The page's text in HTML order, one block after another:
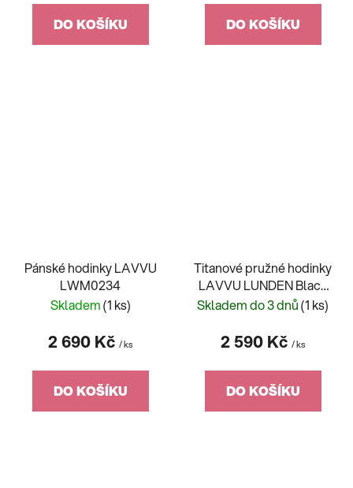
DO KOŠÍKU DO KOŠÍKU
Pánské hodinky LAVVU
LWM0234
Skladem(1 ks)
2 690 Kč / ks
DO KOŠÍKU
Titanové pružné hodinky
LAVVU LUNDEN Black
LWM0222
Skladem do 3 dnů(1 ks)
2 590 Kč / ks
DO KOŠÍKU